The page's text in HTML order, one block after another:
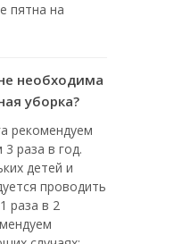
пятна на
необходима
уборка?
рекомендуем
раза в год.
детей и
проводить
раза в 2